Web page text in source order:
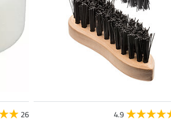
26 4.9